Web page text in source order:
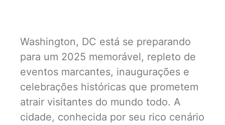
Washington, DC está se preparando
para um 2025 memorável, repleto de
eventos marcantes, inaugurações e
celebrações históricas que prometem
atrair visitantes do mundo todo. A
cidade, conhecida por seu rico cenário